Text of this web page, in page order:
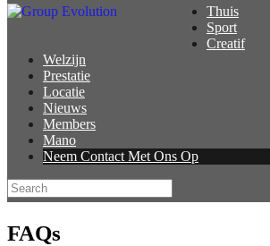
Thuis
Sport
Creatif
Welzijn
Prestatie
Locatie
Nieuws
Members
Mano
Neem Contact Met Ons Op
FAQs